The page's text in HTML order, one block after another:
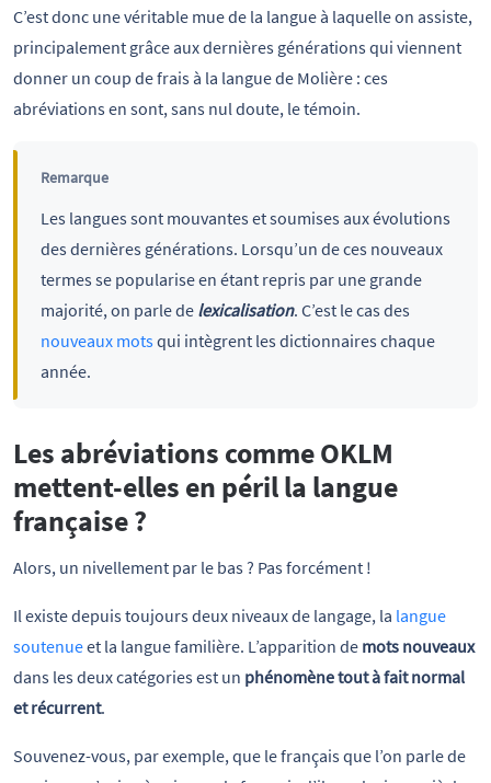
C’est donc une véritable mue de la langue à laquelle on assiste,
principalement grâce aux dernières générations qui viennent
donner un coup de frais à la langue de Molière : ces
abréviations en sont, sans nul doute, le témoin.
Remarque
Les langues sont mouvantes et soumises aux évolutions
des dernières générations. Lorsqu’un de ces nouveaux
termes se popularise en étant repris par une grande
majorité, on parle de lexicalisation. C’est le cas des
nouveaux motsqui intègrent les dictionnaires chaque
année.
Les abréviations comme OKLM
mettent-elles en péril la langue
française ?
Alors, un nivellement par le bas ? Pas forcément !
Il existe depuis toujours deux niveaux de langage, la langue
soutenueet la langue familière. L’apparition de mots nouveaux
dans les deux catégories est un phénomène tout à fait normal
et récurrent.
Souvenez-vous, par exemple, que le français que l’on parle de